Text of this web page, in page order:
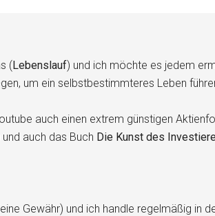
(Lebenslauf) und ich möchte es jedem
um ein selbstbestimmteres Leben
auch einen extrem günstigen
und auch das Buch Die Kunst des
Gewähr) und ich handle regelmäßig in